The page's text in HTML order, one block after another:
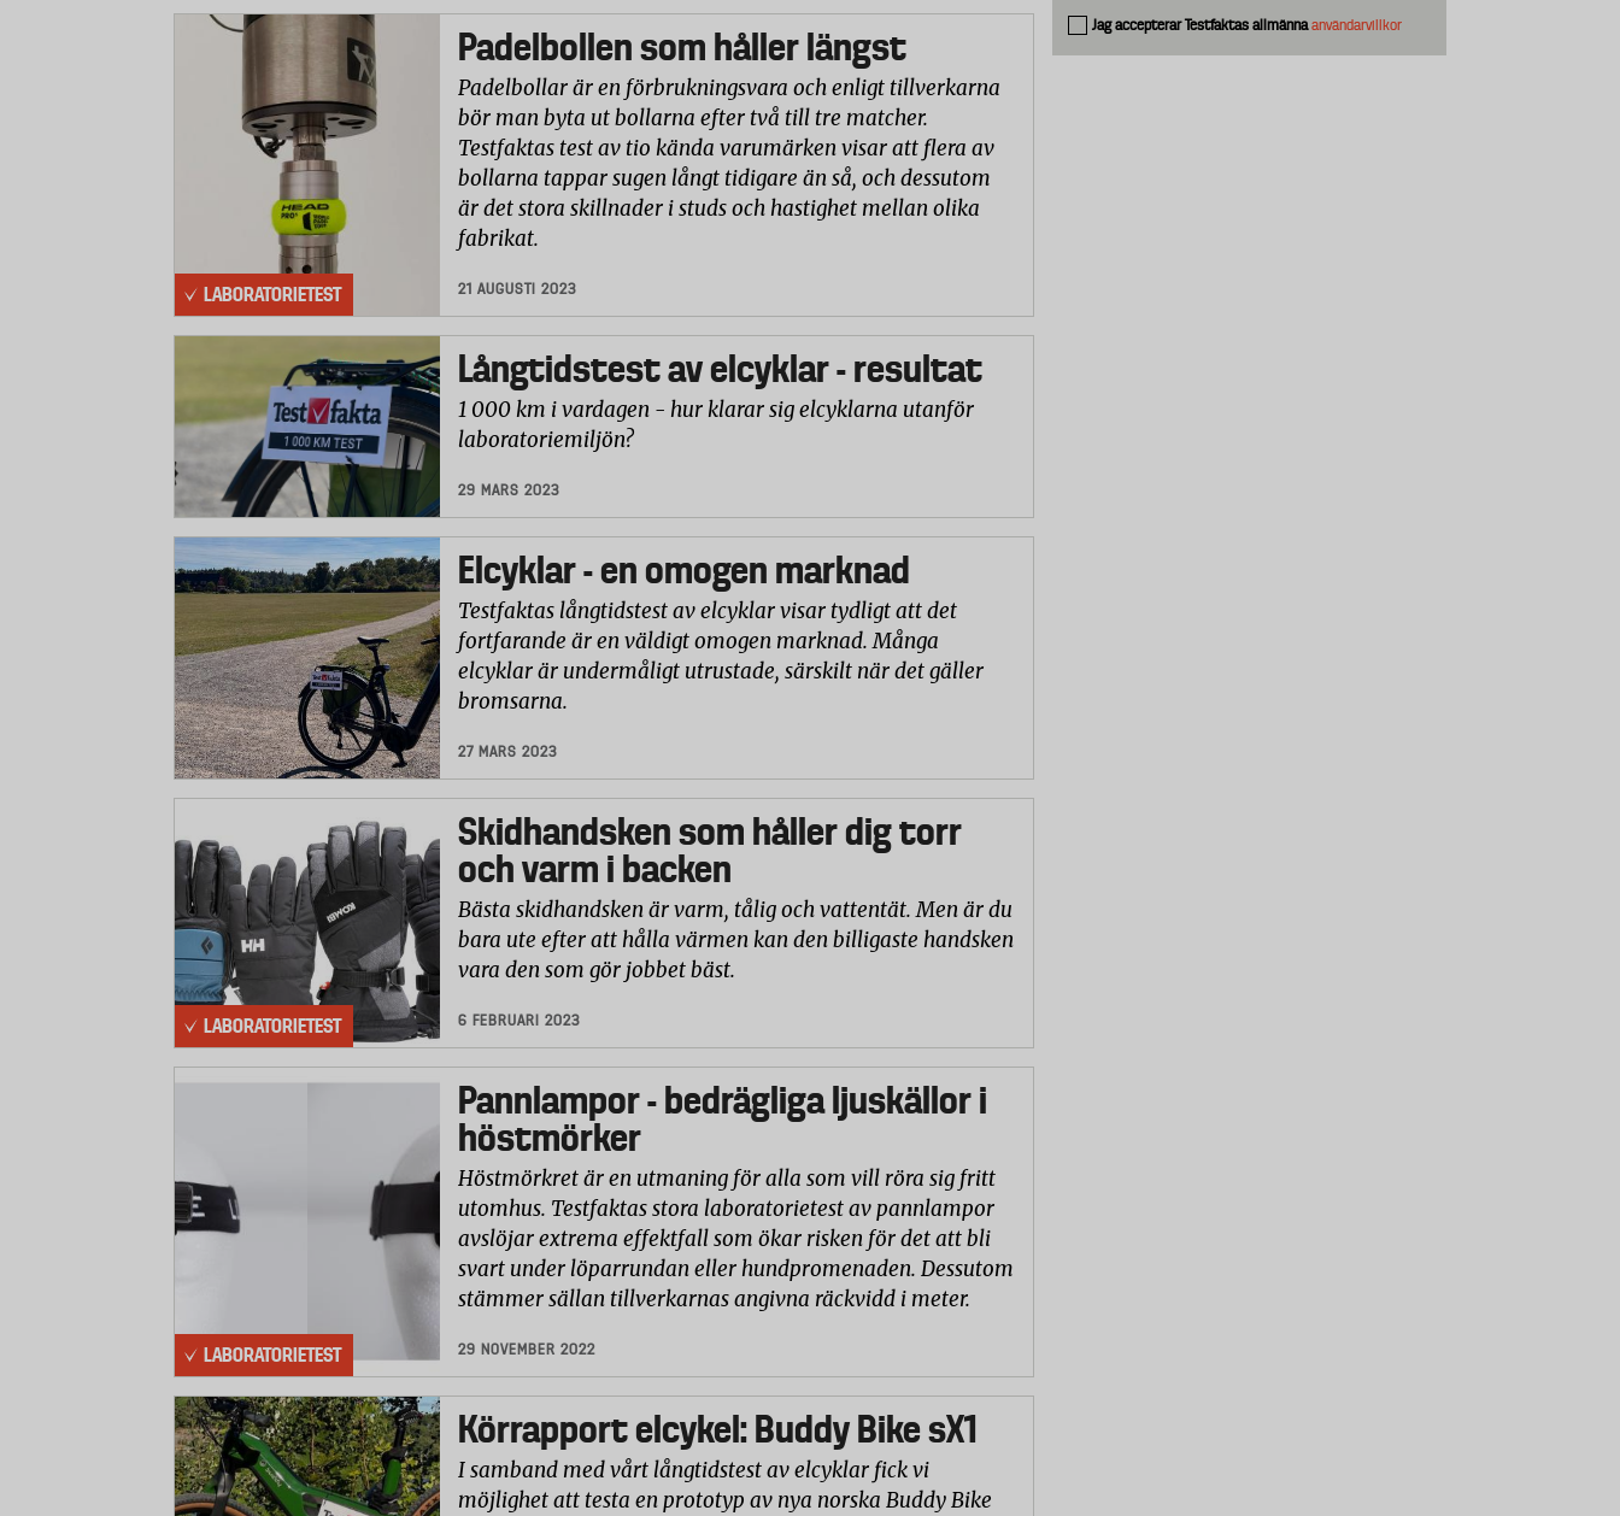
LABORATORIETEST
Padelbollen som håller längst
Padelbollar är en förbrukningsvara och enligt tillverkarna
bör man byta ut bollarna efter två till tre matcher.
Testfaktas test av tio kända varumärken visar att flera av
bollarna tappar sugen långt tidigare än så, och dessutom
är det stora skillnader i studs och hastighet mellan olika
fabrikat.
21 AUGUSTI 2023
Långtidstest av elcyklar - resultat
1 000 km i vardagen - hur klarar sig elcyklarna utanför
laboratoriemiljön?
29 MARS 2023
Elcyklar - en omogen marknad
Testfaktas långtidstest av elcyklar visar tydligt att det
fortfarande är en väldigt omogen marknad. Många
elcyklar är undermåligt utrustade, särskilt när det gäller
bromsarna.
27 MARS 2023
LABORATORIETEST
Skidhandsken som håller dig torr
och varm i backen
Bästa skidhandsken är varm, tålig och vattentät. Men är du
bara ute efter att hålla värmen kan den billigaste handsken
vara den som gör jobbet bäst.
6 FEBRUARI 2023
LABORATORIETEST
Pannlampor - bedrägliga ljuskällor i
höstmörker
Höstmörkret är en utmaning för alla som vill röra sig fritt
utomhus. Testfaktas stora laboratorietest av pannlampor
avslöjar extrema effektfall som ökar risken för det att bli
svart under löparrundan eller hundpromenaden. Dessutom
stämmer sällan tillverkarnas angivna räckvidd i meter.
29 NOVEMBER 2022
Körrapport elcykel: Buddy Bike sX1
I samband med vårt långtidstest av elcyklar fick vi
möjlighet att testa en prototyp av nya norska Buddy Bike
Jag accepterar Testfaktas allmännaanvändarvillkor